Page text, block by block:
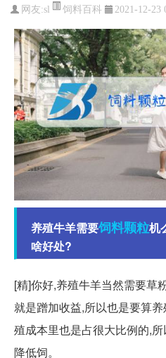
网友:sl 饲料百科 2021-12-23
养殖牛羊需要饲料颗粒机
啥好处?
[精]你好,养殖牛羊当然需要草
就是蹭加收益,所以也是要算
殖成本里也是占很大比例的,
降低饲。